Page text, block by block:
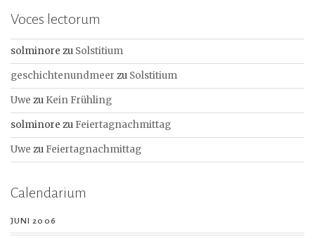
Voces lectorum
solminore zu Solstitium
geschichtenundmeer zu Solstitium
Uwe zu Kein Frühling
solminore zu Feiertagnachmittag
Uwe zu Feiertagnachmittag
Calendarium
JUNI 2006